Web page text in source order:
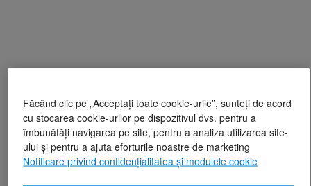
Făcând clic pe „Acceptați toate cookie-urile”, sunteți de acord
cu stocarea cookie-urilor pe dispozitivul dvs. pentru a
îmbunătăți navigarea pe site, pentru a analiza utilizarea site-
ului și pentru a ajuta eforturile noastre de marketing
Notificare privind confidențialitatea și modulele cookie